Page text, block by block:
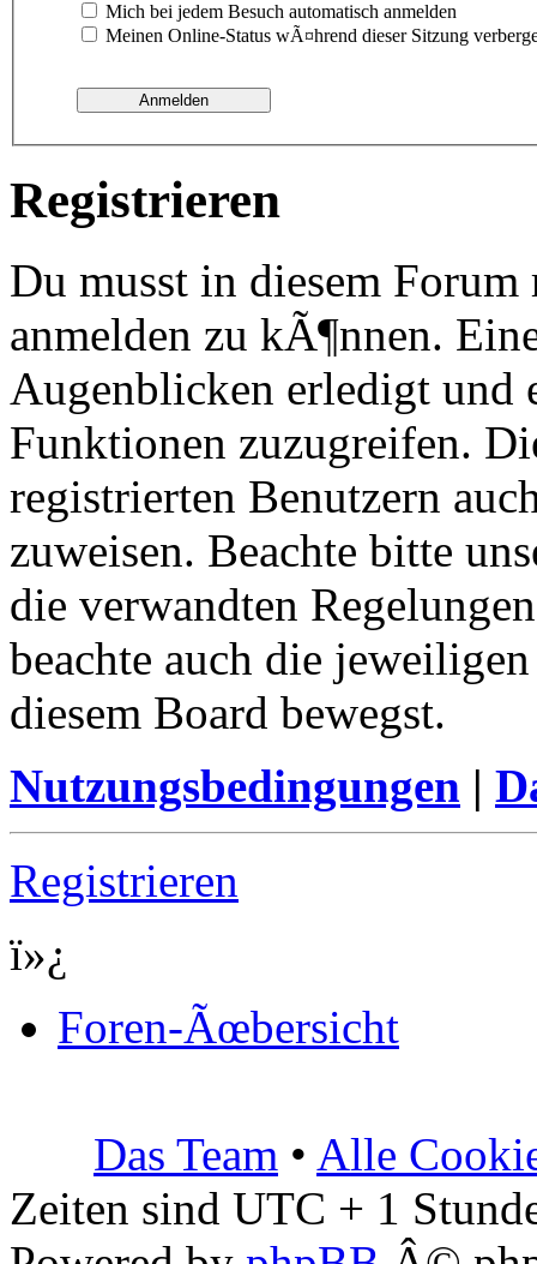
Mich bei jedem Besuch automatisch anmelden
Meinen Online-Status wÃ¤hrend dieser Sitzung
Registrieren
Du musst in diesem
anmelden zu kÃ¶nnen.
Augenblicken erledigt und
Funktionen zuzugreifen.
registrierten Benutzern
zuweisen. Beachte bitte
die verwandten
beachte auch die
diesem Board bewegst.
Nutzungsbedingungen |
Registrieren
ï»¿
Foren-Ãœbersicht
Das Team • Alle
Zeiten sind UTC + 1